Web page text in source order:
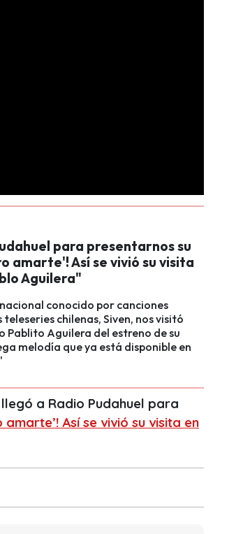
para presentarnos su
amarte'! Así se vivió su visita
Aguilera"
conocido por canciones
chilenas, Siven, nos visitó
Pablito Aguilera del estreno de su
melodía que ya está disponible en
llegó a Radio Pudahuel para
amarte’! Así se vivió su visita en